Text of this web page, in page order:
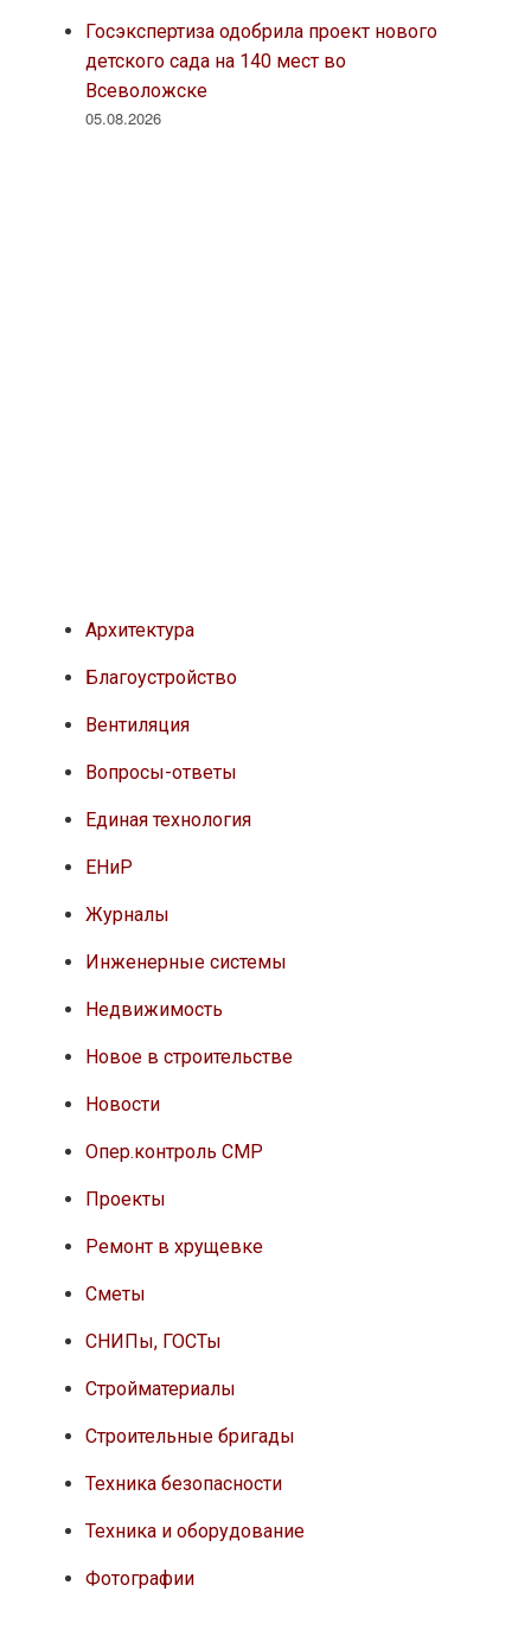
Госэкспертиза одобрила проект нового
детского сада на 140 мест во
Всеволожске
05.08.2026
Архитектура
Благоустройство
Вентиляция
Вопросы-ответы
Единая технология
ЕНиР
Журналы
Инженерные системы
Недвижимость
Новое в строительстве
Новости
Опер.контроль СМР
Проекты
Ремонт в хрущевке
Сметы
СНИПы, ГОСТы
Стройматериалы
Строительные бригады
Техника безопасности
Техника и оборудование
Фотографии